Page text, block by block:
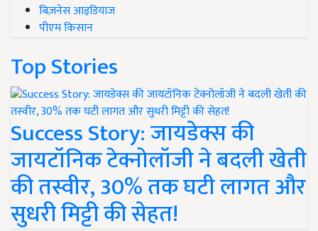
बिज़नेस आइडियाज
पीएम किसान
Top Stories
Success Story: जायडेक्स की
जायटॉनिक टेक्नोलॉजी ने बदली खेती
की तस्वीर, 30% तक घटी लागत और
सुधरी मिट्टी की सेहत!